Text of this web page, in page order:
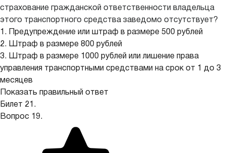
страхование гражданской ответственности владельца
этого транспортного средства заведомо отсутствует?
1. Предупреждение или штраф в размере 500 рублей
2. Штраф в размере 800 рублей
3. Штраф в размере 1000 рублей или лишение права
управления транспортными средствами на срок от 1 до 3
месяцев
Показать правильный ответ
Билет 21.
Вопрос 19.